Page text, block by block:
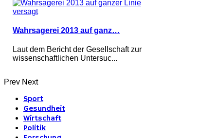
Wahrsagerei 2013 auf ganz…
Laut dem Bericht der Gesellschaft zur
wissenschaftlichen Untersuc...
Prev Next
Sport
Gesundheit
Wirtschaft
Politik